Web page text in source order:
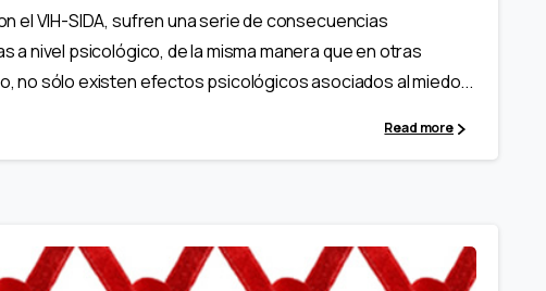
el VIH-SIDA, sufren una serie de consecuencias
a nivel psicológico, de la misma manera que en otras
no sólo existen efectos psicológicos asociados al miedo...
Read more